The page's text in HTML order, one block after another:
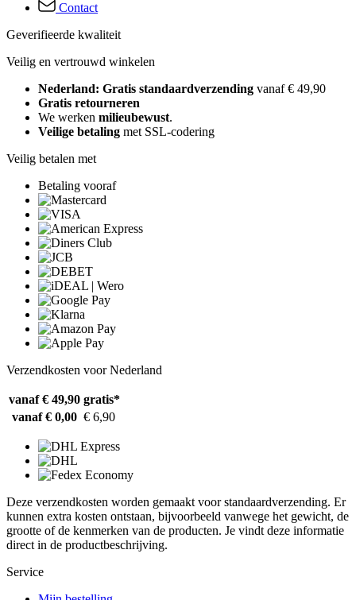
Contact
Geverifieerde kwaliteit
Veilig en vertrouwd winkelen
Nederland: Gratis standaardverzending vanaf € 49,90
Gratis retourneren
We werken milieubewust.
Veilige betaling met SSL-codering
Veilig betalen met
Betaling vooraf
Verzendkosten voor Nederland
vanaf € 49,90 gratis*
vanaf € 0,00 € 6,90
Deze verzendkosten worden gemaakt voor standaardverzending. Er
kunnen extra kosten ontstaan, bijvoorbeeld vanwege het gewicht, de
grootte of de kenmerken van de producten. Je vindt deze informatie
direct in de productbeschrijving.
Service